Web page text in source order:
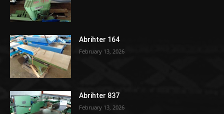
Abrihter 164
February 13, 2026
Abrihter 837
February 13, 2026